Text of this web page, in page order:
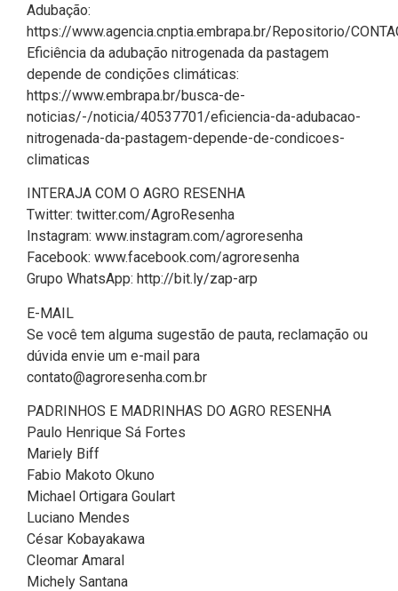
Adubação:
https://www.agencia.cnptia.embrapa.br/Repositorio/
Eficiência da adubação nitrogenada da pastagem
depende de condições climáticas:
https://www.embrapa.br/busca-de-
noticias/-/noticia/40537701/eficiencia-da-adubacao-
nitrogenada-da-pastagem-depende-de-condicoes-
climaticas
INTERAJA COM O AGRO RESENHA
Twitter: twitter.com/AgroResenha
Instagram: www.instagram.com/agroresenha
Facebook: www.facebook.com/agroresenha
Grupo WhatsApp: http://bit.ly/zap-arp
E-MAIL
Se você tem alguma sugestão de pauta, reclamação ou
dúvida envie um e-mail para
contato@agroresenha.com.br
PADRINHOS E MADRINHAS DO AGRO RESENHA
Paulo Henrique Sá Fortes
Mariely Biff
Fabio Makoto Okuno
Michael Ortigara Goulart
Luciano Mendes
César Kobayakawa
Cleomar Amaral
Michely Santana